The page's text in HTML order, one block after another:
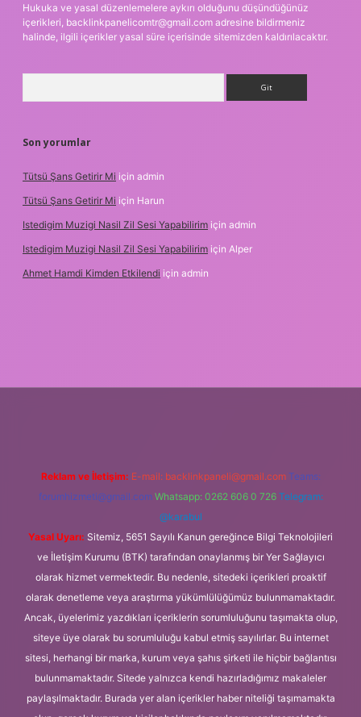
Hukuka ve yasal düzenlemelere aykırı olduğunu düşündüğünüz
içerikleri, backlinkpanelicomtr@gmail.com adresine bildirmeniz
halinde, ilgili içerikler yasal süre içerisinde sitemizden kaldırılacaktır.
Son yorumlar
Tütsü Şans Getirir Mi için admin
Tütsü Şans Getirir Mi için Harun
Istedigim Muzigi Nasil Zil Sesi Yapabilirim için admin
Istedigim Muzigi Nasil Zil Sesi Yapabilirim için Alper
Ahmet Hamdi Kimden Etkilendi için admin
Reklam ve İletişim: E-mail: backlinkpaneli@gmail.com Teams:
forumhizmeti@gmail.com Whatsapp: 0262 606 0 726 Telegram:
@karabul
Yasal Uyarı: Sitemiz, 5651 Sayılı Kanun gereğince Bilgi Teknolojileri
ve İletişim Kurumu (BTK) tarafından onaylanmış bir Yer Sağlayıcı
olarak hizmet vermektedir. Bu nedenle, sitedeki içerikleri proaktif
olarak denetleme veya araştırma yükümlülüğümüz bulunmamaktadır.
Ancak, üyelerimiz yazdıkları içeriklerin sorumluluğunu taşımakta olup,
siteye üye olarak bu sorumluluğu kabul etmiş sayılırlar. Bu internet
sitesi, herhangi bir marka, kurum veya şahıs şirketi ile hiçbir bağlantısı
bulunmamaktadır. Sitede yalnızca kendi hazırladığımız makaleler
paylaşılmaktadır. Burada yer alan içerikler haber niteliği taşımamakta